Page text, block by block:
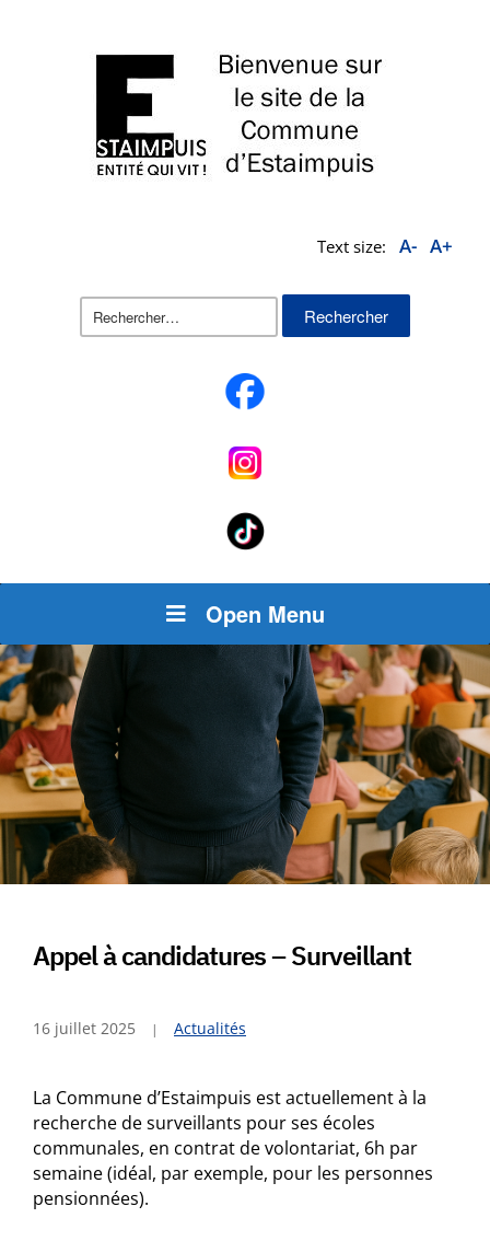
Text size: A- A+
Rechercher :
Open Menu
Appel à candidatures – Surveillant
16 juillet 2025 Actualités
La Commune d’Estaimpuis est actuellement à la
recherche de surveillants pour ses écoles
communales, en contrat de volontariat, 6h par
semaine (idéal, par exemple, pour les personnes
pensionnées).